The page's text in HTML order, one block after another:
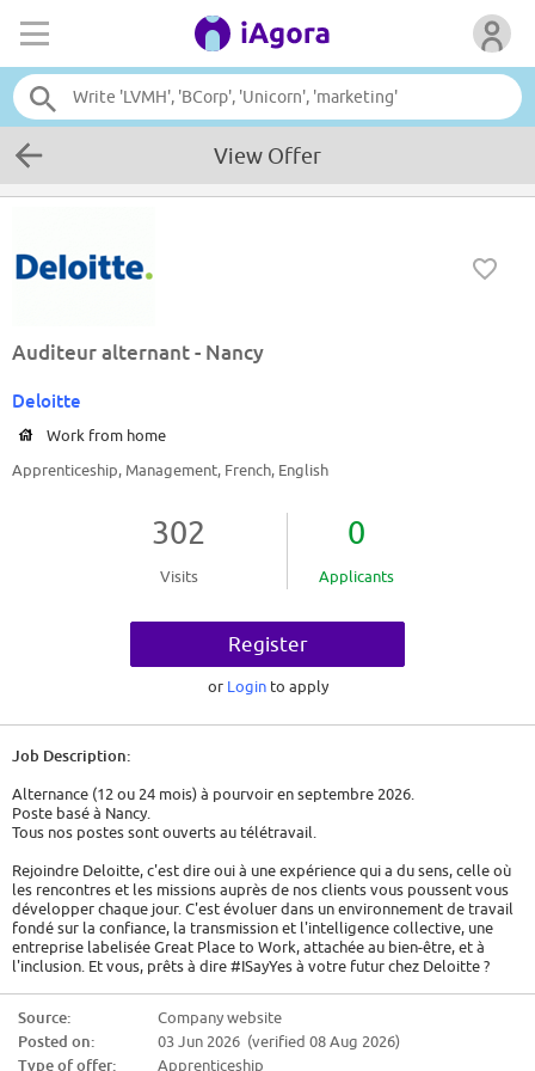
View Offer
Auditeur alternant - Nancy
Deloitte
Work from home
Apprenticeship, Management, French, English
302
Visits
0
Applicants
Register
or Login to apply
Job Description:
Alternance (12 ou 24 mois) à pourvoir en septembre 2026.
Poste basé à Nancy.
Tous nos postes sont ouverts au télétravail.
Rejoindre Deloitte, c'est dire oui à une expérience qui a du sens, celle où
les rencontres et les missions auprès de nos clients vous poussent vous
développer chaque jour. C'est évoluer dans un environnement de travail
fondé sur la confiance, la transmission et l'intelligence collective, une
entreprise labelisée Great Place to Work, attachée au bien-être, et à
l'inclusion. Et vous, prêts à dire #ISayYes à votre futur chez Deloitte ?
Être auditeur aujourd'hui, c'est être au cœur de multiples expertises :
financière, IT, Data Analytics, IA, ESG… Vous alliez analyse, curiosité et
Source:
Company website
Posted on:
03 Jun 2026 (verified 08 Aug 2026)
Type of offer:
Apprenticeship